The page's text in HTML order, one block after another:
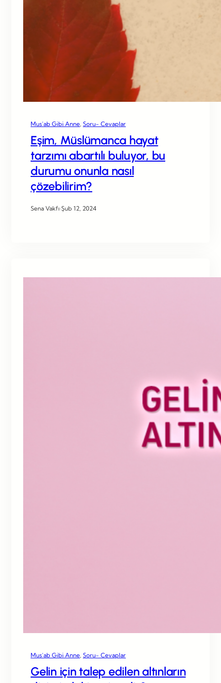
Mus’ab Gibi Anne Soru- Cevaplar
Eşim, Müslümanca hayat
tarzımı abartılı buluyor, bu
durumu onunla nasıl
çözebilirim?
Sena Vakfı·Şub 12, 2024
Mus’ab Gibi Anne Soru- Cevaplar
Gelin için talep edilen altınların